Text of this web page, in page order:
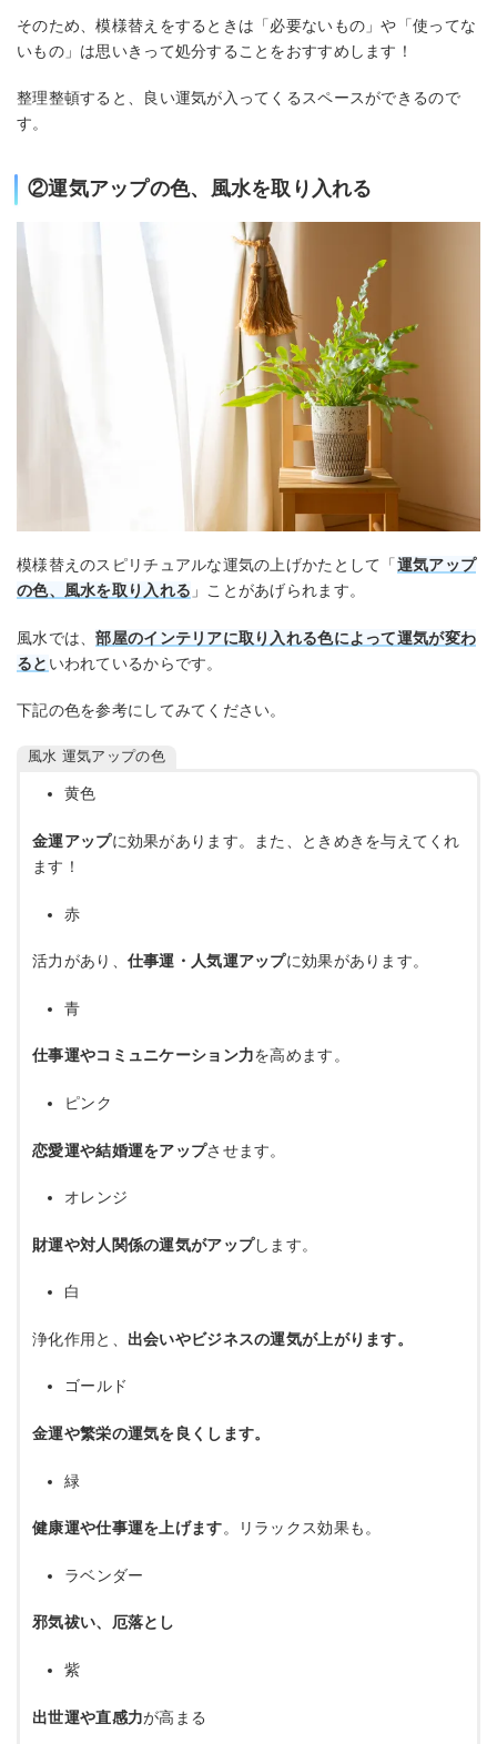
そのため、模様替えをするときは「必要ないもの」や「使ってな
いもの」は思いきって処分することをおすすめします！
整理整頓すると、良い運気が入ってくるスペースができるので
す。
②運気アップの色、風水を取り入れる
模様替えのスピリチュアルな運気の上げかたとして「運気アップ
の色、風水を取り入れる 」ことがあげられます。
風水では、部屋のインテリアに取り入れる色によって運気が変わ
ると いわれているからです。
下記の色を参考にしてみてください。
風水 運気アップの色
黄色
金運アップに効果があります。また、ときめきを与えてくれ
ます！
赤
活力があり、 仕事運・人気運アップに効果があります。
青
仕事運やコミュニケーション力を高めます。
ピンク
恋愛運や結婚運をアップさせます。
オレンジ
財運や対人関係の運気がアップします。
白
浄化作用と、 出会いやビジネスの運気が上がります。
ゴールド
金運や繁栄の運気を良くします。
緑
健康運や仕事運を上げます。リラックス効果も。
ラベンダー
邪気祓い、厄落とし
紫
出世運や直感力が高まる